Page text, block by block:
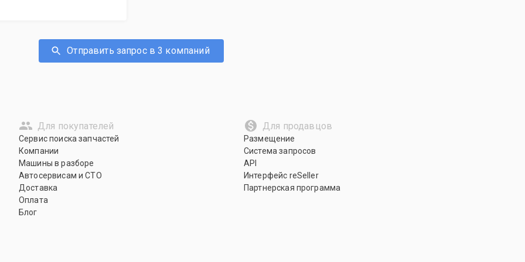
Отправить запрос в 3 компаний
Для покупателей
Сервис поиска запчастей
Компании
Машины в разборе
Автосервисам и СТО
Доставка
Оплата
Блог
Для продавцов
Размещение
Система запросов
API
Интерфейс reSeller
Партнерская программа